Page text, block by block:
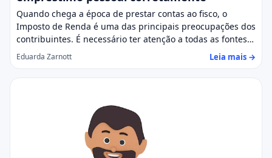
Quando chega a época de prestar contas ao fisco, o
Imposto de Renda é uma das principais preocupações dos
contribuintes. É necessário ter atenção a todas as fontes…
Eduarda Zarnott Leia mais →